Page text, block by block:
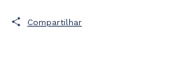
Compartilhar